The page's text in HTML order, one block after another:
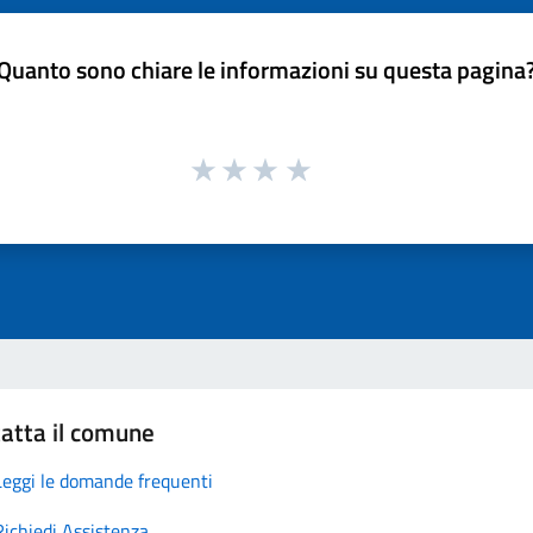
sono chiare le informazioni su questa
il comune
le domande frequenti